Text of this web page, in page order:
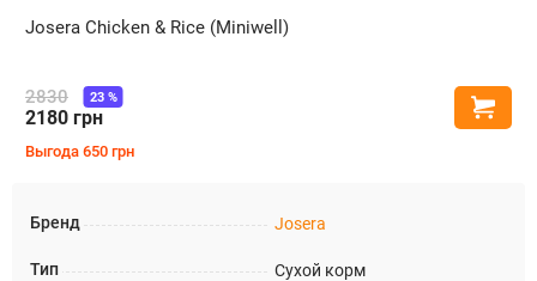
Бренд Josera
Тип Сухой корм
Josera Chicken & Rice (Miniwell)
2830
2180 грн
23%
Выгода 650 грн